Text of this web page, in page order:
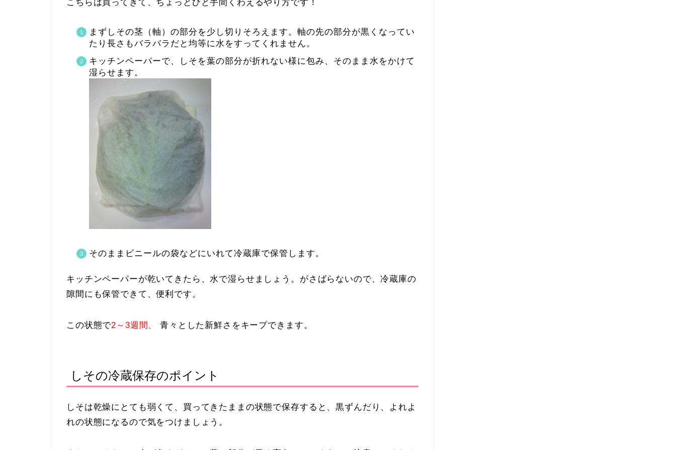
こちらは買ってきて、ちょっとひと手間くわえるやり方です！
まずしその茎（軸）の部分を少し切りそろえます。軸の先の部分が黒くなってい
たり長さもバラバラだと均等に水をすってくれません。
キッチンペーパーで、しそを葉の部分が折れない様に包み、そのまま水をかけて
湿らせます。
そのままビニールの袋などにいれて冷蔵庫で保管します。
キッチンペーパーが乾いてきたら、水で湿らせましょう。がさばらないので、冷蔵庫の
隙間にも保管できて、便利です。
この状態で2～3週間、 青々とした新鮮さをキープできます。
しその冷蔵保存のポイント
しそは乾燥にとても弱くて、買ってきたままの状態で保存すると、黒ずんだり、よれよ
れの状態になるので気をつけましょう。